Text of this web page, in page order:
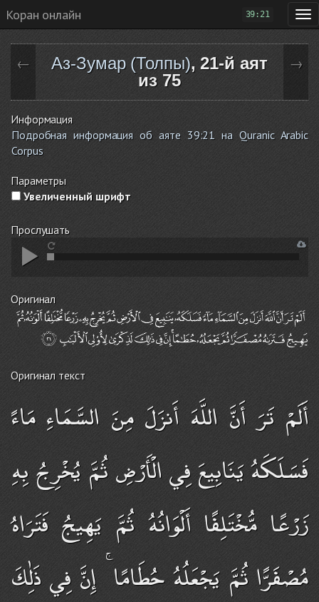
Коран онлайн 39:21
← Аз-Зумар (Толпы), 21-й аят
из 75
→
Информация
Подробная информация об аяте 39:21 на Quranic Arabic
Corpus
Параметры
Увеличенный шрифт
Прослушать
Оригинал
Оригинал текст
أَلَمْ تَرَ أَنَّ اللَّهَ أَنزَلَ مِنَ السَّمَاءِ مَاءً
فَسَلَكَهُ يَنَابِيعَ فِي الْأَرْضِ ثُمَّ يُخْرِجُ بِهِ
زَرْعًا مُّخْتَلِفًا أَلْوَانُهُ ثُمَّ يَهِيجُ فَتَرَاهُ
مُصْفَرًّا ثُمَّ يَجْعَلُهُ حُطَامًا ۚ إِنَّ فِي ذَٰلِكَ